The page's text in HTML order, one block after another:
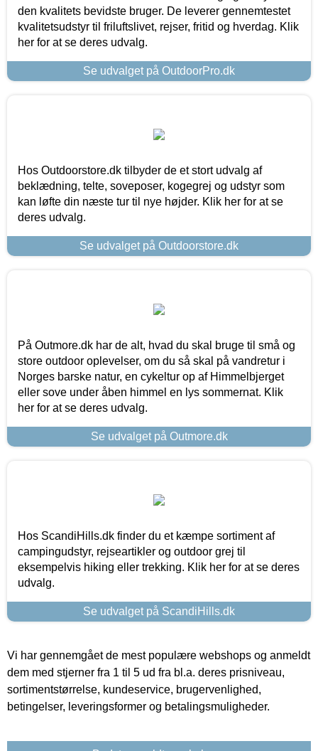
den kvalitets bevidste bruger. De leverer gennemtestet
kvalitetsudstyr til friluftslivet, rejser, fritid og hverdag. Klik
her for at se deres udvalg.
Se udvalget på OutdoorPro.dk
Hos Outdoorstore.dk tilbyder de et stort udvalg af
beklædning, telte, soveposer, kogegrej og udstyr som
kan løfte din næste tur til nye højder. Klik her for at se
deres udvalg.
Se udvalget på Outdoorstore.dk
På Outmore.dk har de alt, hvad du skal bruge til små og
store outdoor oplevelser, om du så skal på vandretur i
Norges barske natur, en cykeltur op af Himmelbjerget
eller sove under åben himmel en lys sommernat. Klik
her for at se deres udvalg.
Se udvalget på Outmore.dk
Hos ScandiHills.dk finder du et kæmpe sortiment af
campingudstyr, rejseartikler og outdoor grej til
eksempelvis hiking eller trekking. Klik her for at se deres
udvalg.
Se udvalget på ScandiHills.dk
Vi har gennemgået de mest populære webshops og anmeldt
dem med stjerner fra 1 til 5 ud fra bl.a. deres prisniveau,
sortimentstørrelse, kundeservice, brugervenlighed,
betingelser, leveringsformer og betalingsmuligheder.